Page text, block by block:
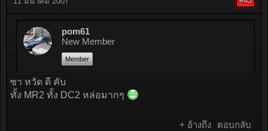
pom61
New Member
Member
ซา หวัด ดี คับ
ทั้ง MR2 ทั้ง DC2 หล่อมากๆ
+ อ้างถึง ตอบกลับ